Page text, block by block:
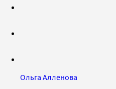
Ольга Алленова